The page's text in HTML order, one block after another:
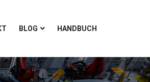
BLOG HANDBUCH